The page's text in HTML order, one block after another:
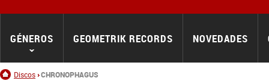
Inicio
Discos CHRONOPHAGUS
GÉNEROS GEOMETRIK RECORDS NOVEDADES